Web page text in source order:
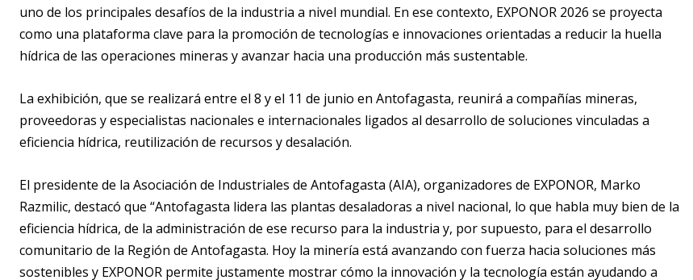
uno de los principales desafíos de la industria a nivel mundial. En ese contexto, EXPONOR 2026 se proyecta
como una plataforma clave para la promoción de tecnologías e innovaciones orientadas a reducir la huella
hídrica de las operaciones mineras y avanzar hacia una producción más sustentable.
La exhibición, que se realizará entre el 8 y el 11 de junio en Antofagasta, reunirá a compañías mineras,
proveedoras y especialistas nacionales e internacionales ligados al desarrollo de soluciones vinculadas a
eficiencia hídrica, reutilización de recursos y desalación.
El presidente de la Asociación de Industriales de Antofagasta (AIA), organizadores de EXPONOR, Marko
Razmilic, destacó que “Antofagasta lidera las plantas desaladoras a nivel nacional, lo que habla muy bien de la
eficiencia hídrica, de la administración de ese recurso para la industria y, por supuesto, para el desarrollo
comunitario de la Región de Antofagasta. Hoy la minería está avanzando con fuerza hacia soluciones más
sostenibles y EXPONOR permite justamente mostrar cómo la innovación y la tecnología están ayudando a